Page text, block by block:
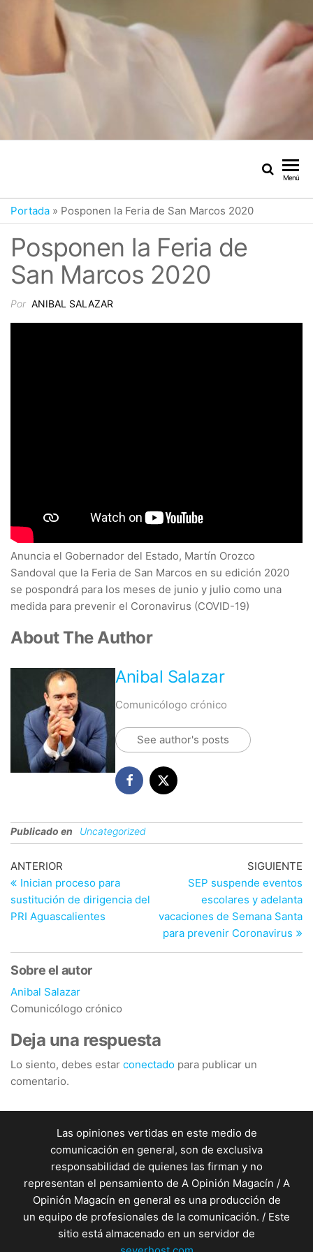
Menú
Portada » Posponen la Feria de San Marcos 2020
Posponen la Feria de
San Marcos 2020
Por ANIBAL SALAZAR
Anuncia el Gobernador del Estado, Martín Orozco
Sandoval que la Feria de San Marcos en su edición 2020
se pospondrá para los meses de junio y julio como una
medida para prevenir el Coronavirus (COVID-19)
About The Author
Anibal Salazar
Comunicólogo crónico
See author's posts
Publicado en Uncategorized
Navegación
de
entradas
Entrada
anterior
ANTERIOR
Inician proceso para
sustitución de dirigencia del
PRI Aguascalientes
SIGUIENTE
SEP suspende eventos
escolares y adelanta
vacaciones de Semana Santa
para prevenir Coronavirus
Sobre el autor
Anibal Salazar
Comunicólogo crónico
Deja una respuesta
Lo siento, debes estar conectado para publicar un
comentario.
Las opiniones vertidas en este medio de
comunicación en general, son de exclusiva
responsabilidad de quienes las firman y no
representan el pensamiento de A Opinión Magacín / A
Opinión Magacín en general es una producción de
un equipo de profesionales de la comunicación. / Este
sitio está almacenado en un servidor de